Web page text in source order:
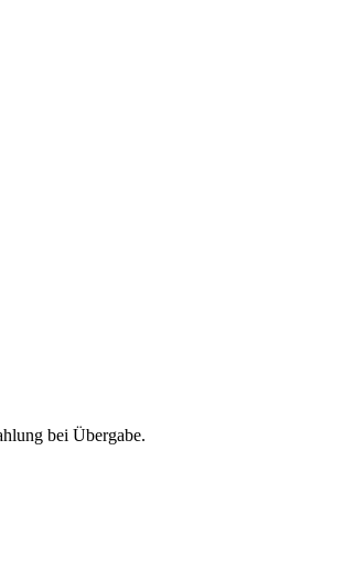
bei Übergabe.